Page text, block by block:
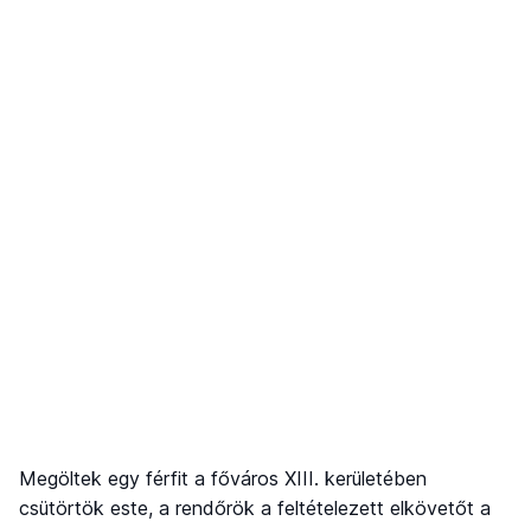
Megöltek egy férfit a főváros XIII. kerületében
csütörtök este, a rendőrök a feltételezett elkövetőt a